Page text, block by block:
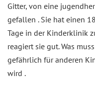
Gitter, von eine
gefallen . Sie hat einen
Tage in der Kinderklinik
reagiert sie gut. Was
gefährlich für anderen
wird .